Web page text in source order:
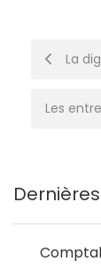
PostLa
Les